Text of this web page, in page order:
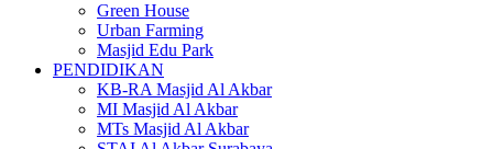
Green House
Urban Farming
Masjid Edu Park
PENDIDIKAN
KB-RA Masjid Al Akbar
MI Masjid Al Akbar
MTs Masjid Al Akbar